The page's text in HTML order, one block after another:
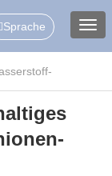
Sprache
für die